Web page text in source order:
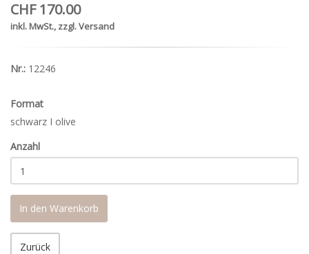
CHF 170.00
inkl. MwSt., zzgl. Versand
Nr.: 12246
Format
schwarz I olive
Anzahl
In den Warenkorb
Zurück